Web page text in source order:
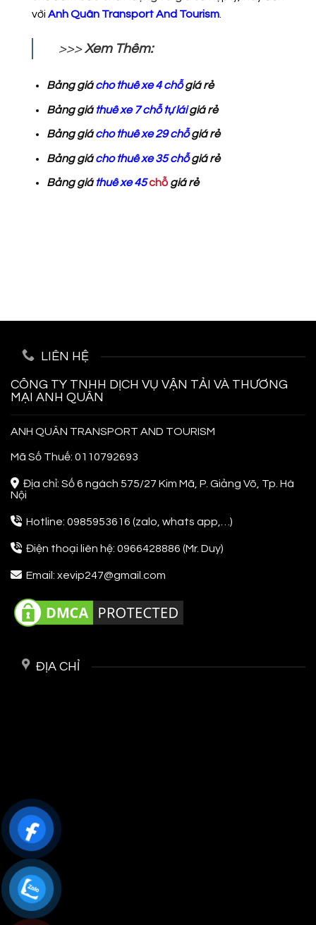
với Anh Quân Transport And Tourism.
>>>Xem Thêm:
Bảng giácho thuê xe 4 chỗgiá rẻ
Bảng giáthuê xe 7 chỗ tự láigiá rẻ
Bảng giácho thuê xe 29 chỗgiá rẻ
Bảng giácho thuê xe 35 chỗgiá rẻ
Bảng giáthuê xe 45chỗgiá rẻ
LIÊN HỆ
CÔNG TY TNHH DỊCH VỤ VẬN TẢI VÀ THƯƠNG
MẠI ANH QUÂN
ANH QUÂN TRANSPORT AND TOURISM
Mã Số Thuế: 0110792693
Địa chỉ: Số 6 ngách 575/27 Kim Mã, P. Giảng Võ, Tp. Hà
Nội
Hotline: 0985953616 (zalo, whats app,…)
Điện thoại liên hệ: 0966428886 (Mr. Duy)
Email: xevip247@gmail.com
ĐỊA CHỈ